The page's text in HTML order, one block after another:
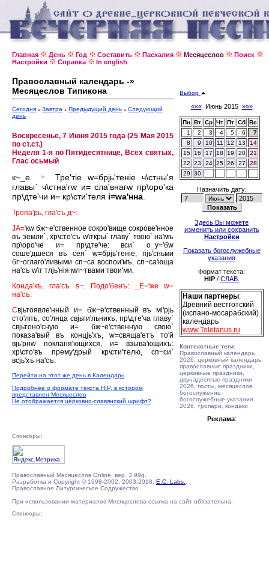
Главная День Год Составить Пасхалия Месяцеслов
Поиск
Настройки
Справка In english
Православный календарь -»
Месяцеслов Типикона
Сегодня Завтра Предыдущий день
Следующий
день
Воскресенье, 7 Июня 2015 года (25 Мая 2015
по ст.ст.)
Неделя 1-я по Пятидесятнице, Всех святых,
Глас осьмый
к~_е.
Тре'тiе w=брjь'тенiе ч\стны'я
главы` ч\стна'гw и= сла'внагw пр\оро'ка
пр\дте'чи и= кр\сти'теля i=wа'нна
Тропа'рь, гла'съ д~:
JА='кw бж~е'ственное сокро'вище сокрове'нное
въ земли`, хр\сто'съ w\ткры` главу` твою` на'мъ
пр\оро'че и= пр\дте'че: вси` о_у='бw
соше'дшеся въ сея` w=брjь'тенiе, пjь'сньми
бг~оглаго'ливыми сп~са воспои'мъ, сп~са'юща
на'съ w\т тлjь'нiя мл~твами твои'ми.
Конда'къ, гла'съ s~. Подо'бенъ: _Е='же w=
на'съ:
Свjьтоявле'нный и= бж~е'ственный въ мi'рjь
сто'лпъ, со'лнца свjьти'льникъ, пр\дте'ча главу`
свjьтоно'сную и= бж~е'ственную свою`
показа'вый въ концjь'хъ, w=свяща'етъ то'й
вjь'рнw покланя'ющихся, и= взыва'ющихъ:
хр\сто'въ прему'дрый кр\сти'телю, сп~си`
всjь'хъ на'съ.
Перейти на этот же день в Календарь
Подробнее о формате текста HIP, в котором
представлен Месяцеслов
Не отображается церковно-славянский шрифт?
Выбор
«««Июнь 2015 »»»
Пн Вт Ср Чт Пт Сб Вс
1
2 3 4 5 6
7
8
9 10 11 12 13
14
15
16 17 18 19 20
21
22
23 24 25 26 27
28
29
30
Назначить дату:
Здесь Вы можете
изменить или сохранить
Настройки
Показать богослужебные
указания
Формат текста:
HIP/ СЛАВ.
Наши партнеры:
Древний вестготский
(испано-мосарабский)
календарь
www.Toletanus.ru
Контекстные теги:
Православный календарь
2026, церковный календарь,
православные праздники,
церковные праздники,
двунадесятые праздники
2026, посты, месяцеслов,
богослужение,
богослужебные указания
2026, тропари, кондаки
Реклама:
Спонсоры:
Православный Месяцеслов Online, вер. 3.99g.
Разработка и Copyright © 1998-2002, 2003-2018, E.C. Labs.
Православное Литургическое Содружество
При использовании материалов Месяцеслова ссылка на сайт обязательна.
Спонсоры: